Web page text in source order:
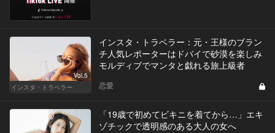
Vol.5
インスタ・トラベラー
インスタ・トラベラー：元・王様のブラン
チ人気レポーターはドバイで砂漠を楽しみ
モルディブでマンタと戯れる旅上級者
恋愛
「19歳で初めてビキニを着てから…」エキ
ゾチックで透明感のある大人の女へ